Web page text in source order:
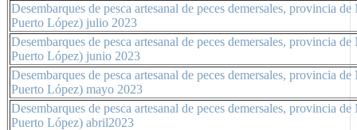
Desembarques de pesca artesanal de peces demersales, provincia
Puerto López) julio 2023
Desembarques de pesca artesanal de peces demersales, provincia
Puerto López) junio 2023
Desembarques de pesca artesanal de peces demersales, provincia
Puerto López) mayo 2023
Desembarques de pesca artesanal de peces demersales, provincia
Puerto López) abril2023